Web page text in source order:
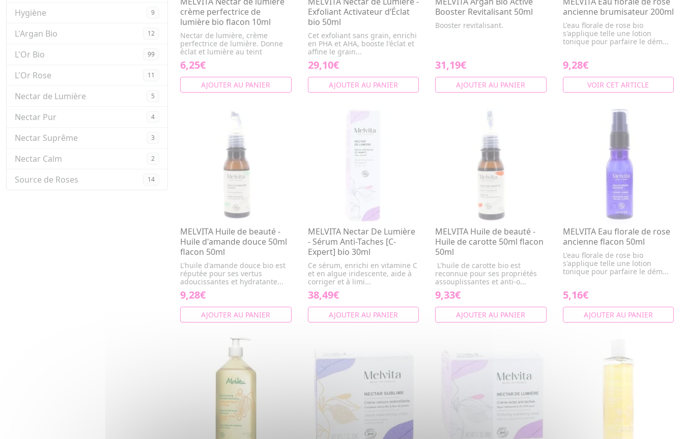
Hygiène 9
L'Argan Bio 12
L'Or Bio 99
L'Or Rose 11
Nectar de Lumière 5
Nectar Pur 4
Nectar Suprême 3
Nectar Calm 2
Source de Roses 14
crème perfectrice de
lumière bio flacon 10ml
Nectar de lumière, crème
perfectrice de lumière. Donne
éclat et lumière au teint
6,25€
AJOUTER AU PANIER
Exfoliant Activateur d’Éclat
bio 50ml
Cet exfoliant sans grain, enrichi
en PHA et AHA, booste l'éclat et
affine le grain...
29,10€
AJOUTER AU PANIER
Booster Revitalisant 50ml
Booster revitalisant.
31,19€
AJOUTER AU PANIER
ancienne brumisateur 200ml
L'eau florale de rose bio
s'applique telle une lotion
tonique pour parfaire le dém...
9,28€
VOIR CET ARTICLE
MELVITA Huile de beauté -
Huile d'amande douce 50ml
flacon 50ml
L'huile d'amande douce bio est
réputée pour ses vertus
adoucissantes et hydratante...
9,28€
AJOUTER AU PANIER
MELVITA Nectar De Lumière
- Sérum Anti-Taches [C-
Expert] bio 30ml
Ce sérum, enrichi en vitamine C
et en algue iridescente, aide à
corriger et à limi...
38,49€
AJOUTER AU PANIER
MELVITA Huile de beauté -
Huile de carotte 50ml flacon
50ml
L'huile de carotte bio est
reconnue pour ses propriétés
assouplissantes et anti-o...
9,33€
AJOUTER AU PANIER
MELVITA Eau florale de rose
ancienne flacon 50ml
L'eau florale de rose bio
s'applique telle une lotion
tonique pour parfaire le dém...
5,16€
AJOUTER AU PANIER